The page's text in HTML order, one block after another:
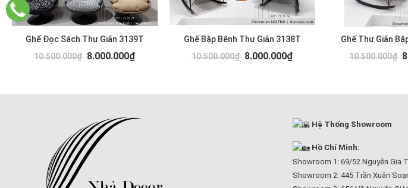
Ghế Đọc Sách Thư Giãn 3139T
10.500.000₫ 8.000.000₫
Ghế Bập Bênh Thư Giãn 3138T
10.500.000₫ 8.000.000₫
Ghế Thư Giãn
10.500.000₫
Hệ Thống Showroom
Hồ Chí Minh:
Showroom 1: 69/52 Nguyễn Gia
Showroom 2: 445 Trần Xuân